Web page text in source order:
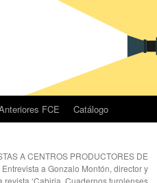
FCE Catálogo
A CENTROS PRODUCTORES DE
a Gonzalo Montón, director y
revista ‘Cabiria. Cuadernos turolenses